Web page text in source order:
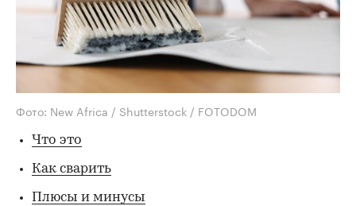
Фото: New Africa / Shutterstock / FOTODOM
Что это
Как сварить
Плюсы и минусы